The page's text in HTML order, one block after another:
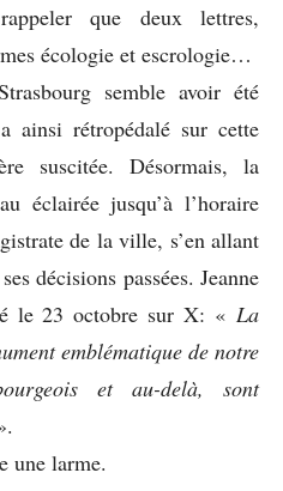
que deux lettres,
écologie et escrologie…
semble avoir été
ainsi rétropédalé sur cette
suscitée. Désormais, la
éclairée jusqu’à l’horaire
de la ville, s’en allant
décisions passées. Jeanne
le 23 octobre sur X: « La
emblématique de notre
et au-delà, sont
une larme.